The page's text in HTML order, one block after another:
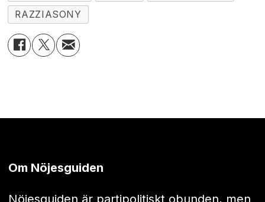
RAZZIASONY
Om Nöjesguiden
Nöjesguiden är partipolitiskt obunden, men